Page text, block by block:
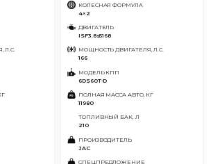
Л.С.
КОЛЕСНАЯ ФОРМУЛА
4×2
ДВИГАТЕЛЬ
ISF3.8s5168
МОЩНОСТЬ ДВИГАТЕЛЯ, Л.С.
166
МОДЕЛЬ КПП
6DS60T-D
ПОЛНАЯ МАССА АВТО, КГ
11980
ТОПЛИВНЫЙ БАК, Л
210
ПРОИЗВОДИТЕЛЬ
JAC
СПЕЦПРЕДЛОЖЕНИЕ